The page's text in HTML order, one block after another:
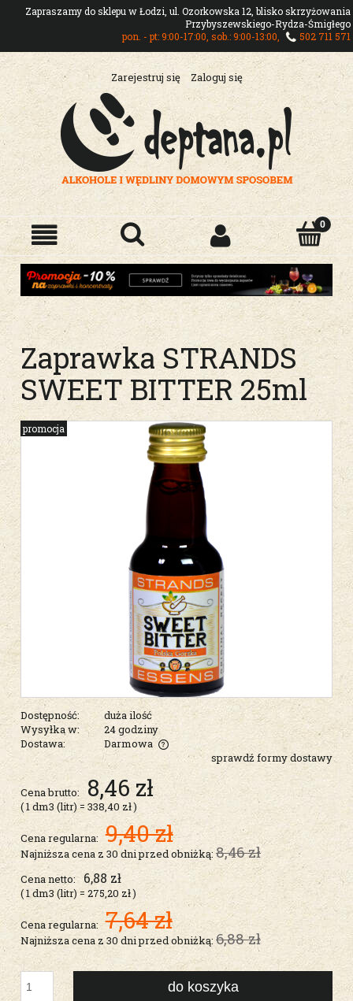
Zapraszamy do sklepu w Łodzi, ul. Ozorkowska 12, blisko skrzyżowania
Przybyszewskiego-Rydza-Śmigłego
pon. - pt: 9:00-17:00, sob.: 9:00-13:00,
502 711 571
Zarejestruj się Zaloguj się
Zaprawka STRANDS
SWEET BITTER 25ml
promocja
Dostępność:
duża ilość
Wysyłka w:
24 godziny
Dostawa:
Darmowa
Cena nie zawiera ewentualnych kosztów płatności
sprawdź formy dostawy
Cena brutto: 8,46 zł
( 1dm3 (litr)= 338,40 zł)
Cena regularna: 9,40 zł
Najniższa cena z 30 dni przed obniżką: 8,46 zł
Cena netto: 6,88 zł
( 1dm3 (litr) = 275,20 zł)
Cena regularna: 7,64 zł
Najniższa cena z 30 dni przed obniżką: 6,88 zł
do koszyka